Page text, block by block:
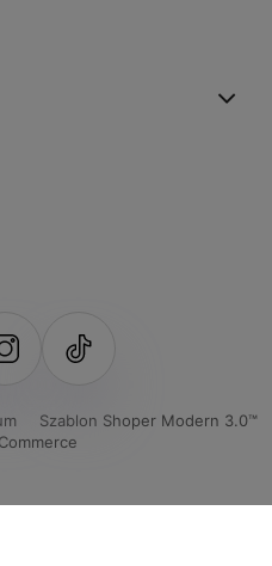
Szablon Shoper Modern 3.0™